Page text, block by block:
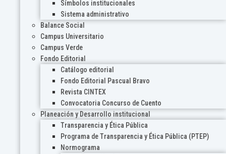
Símbolos institucionales
Sistema administrativo
Balance Social
Campus Universitario
Campus Verde
Fondo Editorial
Catálogo editorial
Fondo Editorial Pascual Bravo
Revista CINTEX
Convocatoria Concurso de Cuento
Planeación y Desarrollo institucional
Transparencia y Ética Pública
Programa de Transparencia y Ética Pública (PTEP)
Normograma